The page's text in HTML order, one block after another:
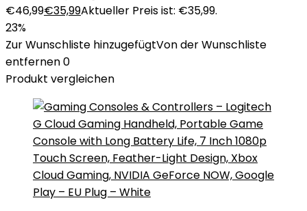
€46,99€35,99Aktueller Preis ist: €35,99.
23%
Zur Wunschliste hinzugefügtVon der Wunschliste
entfernen0
Produkt vergleichen